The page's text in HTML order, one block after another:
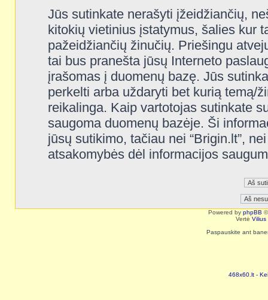
Jūs sutinkate nerašyti įžeidžiančių,
kitokių vietinius įstatymus, šalies kur
pažeidžiančių žinučių. Priešingu
tai bus pranešta jūsų Interneto
įrašomas į duomenų bazę. Jūs
perkelti arba uždaryti bet kurią temą/
reikalinga. Kaip vartotojas sutinkate
saugoma duomenų bazėje. Ši
jūsų sutikimo, tačiau nei “Brigin.lt”,
atsakomybės dėl informacijos
Powered by phpBB
Vertė Vilius
Paspauskite ant
468x60.lt -